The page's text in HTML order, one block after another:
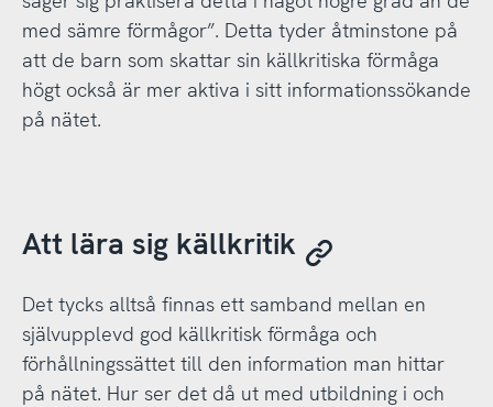
med sämre förmågor”. Detta tyder åtminstone på
att de barn som skattar sin källkritiska förmåga
högt också är mer aktiva i sitt informationssökande
på nätet.
Att lära sig källkritik
Det tycks alltså finnas ett samband mellan en
självupplevd god källkritisk förmåga och
förhållningssättet till den information man hittar
på nätet. Hur ser det då ut med utbildning i och